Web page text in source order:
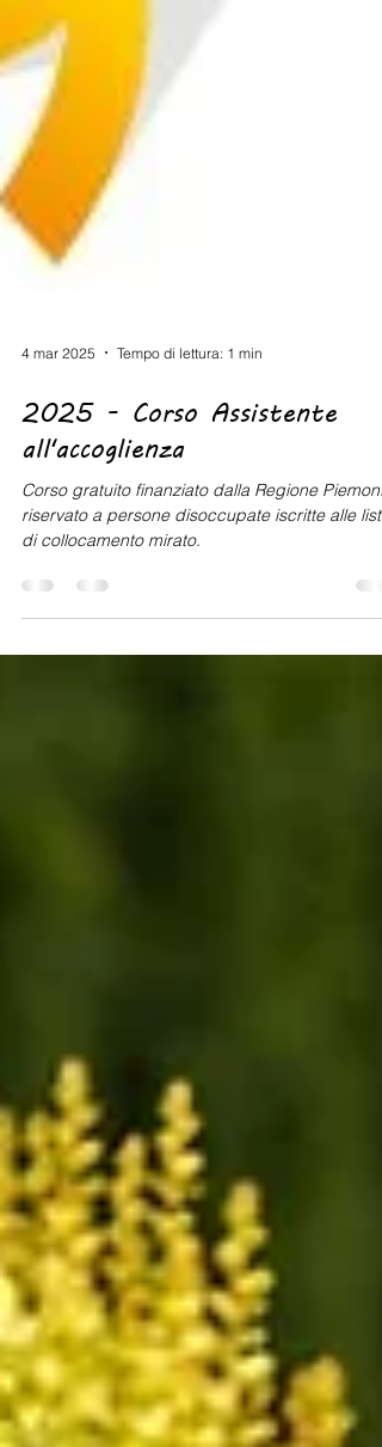
4 mar 2025 Tempo di lettura: 1 min
2025 - Corso Assistente
all'accoglienza
Corso gratuito finanziato dalla Regione
di collocamento mirato.